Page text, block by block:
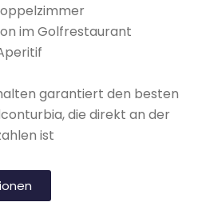
im Golfrestaurant
garantiert den besten
die direkt an der
ist